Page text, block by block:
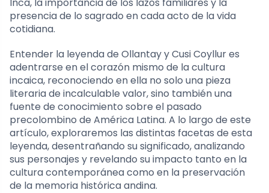
presencia de lo sagrado en cada acto de la vida
cotidiana.
Entender la leyenda de Ollantay y Cusi Coyllur es
adentrarse en el corazón mismo de la cultura
incaica, reconociendo en ella no solo una pieza
literaria de incalculable valor, sino también una
fuente de conocimiento sobre el pasado
precolombino de América Latina. A lo largo de este
artículo, exploraremos las distintas facetas de esta
leyenda, desentrañando su significado, analizando
sus personajes y revelando su impacto tanto en la
cultura contemporánea como en la preservación
de la memoria histórica andina.